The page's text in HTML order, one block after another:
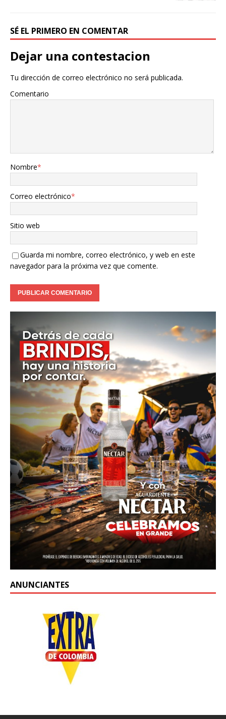
SÉ EL PRIMERO EN COMENTAR
Dejar una contestacion
Tu dirección de correo electrónico no será publicada.
Comentario
Nombre*
Correo electrónico*
Sitio web
Guarda mi nombre, correo electrónico, y web en este
navegador para la próxima vez que comente.
ANUNCIANTES